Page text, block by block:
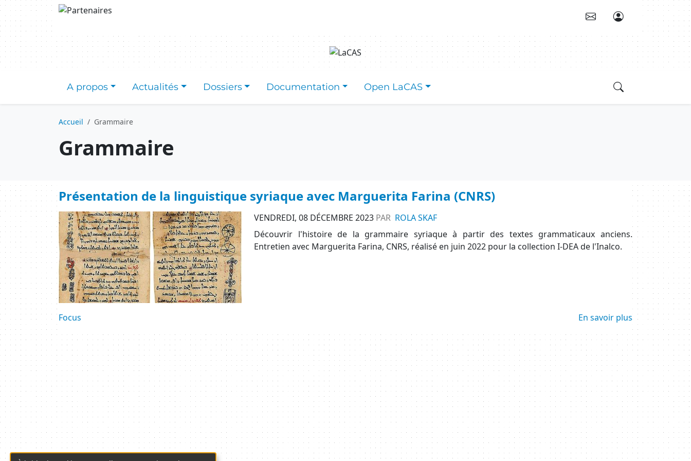
Aller au contenu principal
A propos Actualités Dossiers Documentation Open LaCAS
Accueil Grammaire
Grammaire
Présentation de la linguistique syriaque avec Marguerita Farina (CNRS)
Image VENDREDI, 08 DÉCEMBRE 2023 PAR ROLA SKAF
Découvrir l'histoire de la grammaire syriaque à partir des textes grammaticaux anciens.
Entretien avec Marguerita Farina, CNRS, réalisé en juin 2022 pour la collection I-DEA de l'Inalco.
Focus En savoir plus